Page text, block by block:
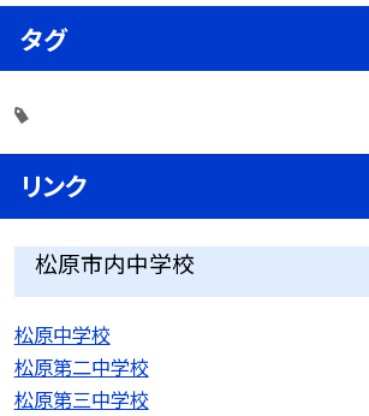
タグ
リンク
松原市内中学校
松原中学校
松原第二中学校
松原第三中学校